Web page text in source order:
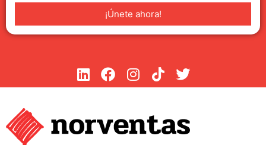
¡Únete ahora!